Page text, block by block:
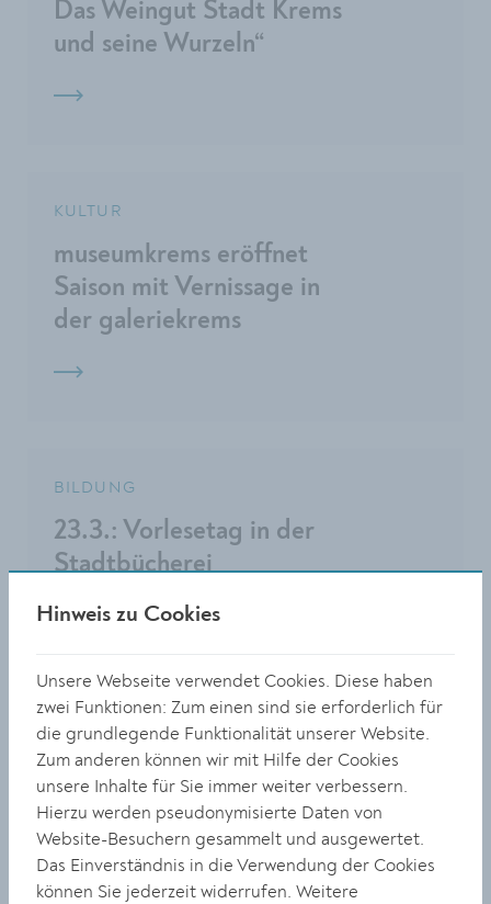
Das Weingut Stadt Krems
und seine Wurzeln“
KULTUR
museumkrems eröffnet
Saison mit Vernissage in
der galeriekrems
BILDUNG
23.3.: Vorlesetag in der
Stadtbücherei
BILDUNG
„Im Dialog“ am 14.3.:
Kommt das Ende des
Anthropozäns?
Hinweis zu Cookies
Unsere Webseite verwendet Cookies. Diese haben
zwei Funktionen: Zum einen sind sie erforderlich für
die grundlegende Funktionalität unserer Website.
Zum anderen können wir mit Hilfe der Cookies
unsere Inhalte für Sie immer weiter verbessern.
Hierzu werden pseudonymisierte Daten von
Website-Besuchern gesammelt und ausgewertet.
Das Einverständnis in die Verwendung der Cookies
können Sie jederzeit widerrufen. Weitere